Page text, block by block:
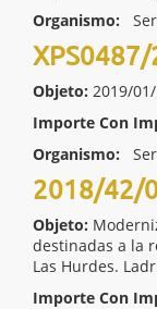
Organismo:
Objeto: 2019/
Importe Con
Organismo:
2018/42/
Objeto:
destinadas a la
Las Hurdes.
Importe Con